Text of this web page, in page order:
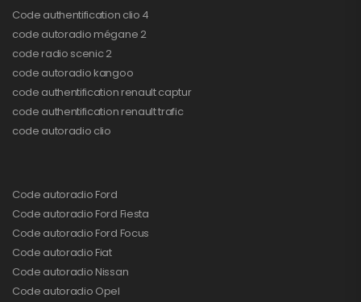
Code authentification clio 4
code autoradio mégane 2
code radio scenic 2
code autoradio kangoo
code authentification renault captur
code authentification renault trafic
code autoradio clio
Code autoradio Ford
Code autoradio Ford Fiesta
Code autoradio Ford Focus
Code autoradio Fiat
Code autoradio Nissan
Code autoradio Opel